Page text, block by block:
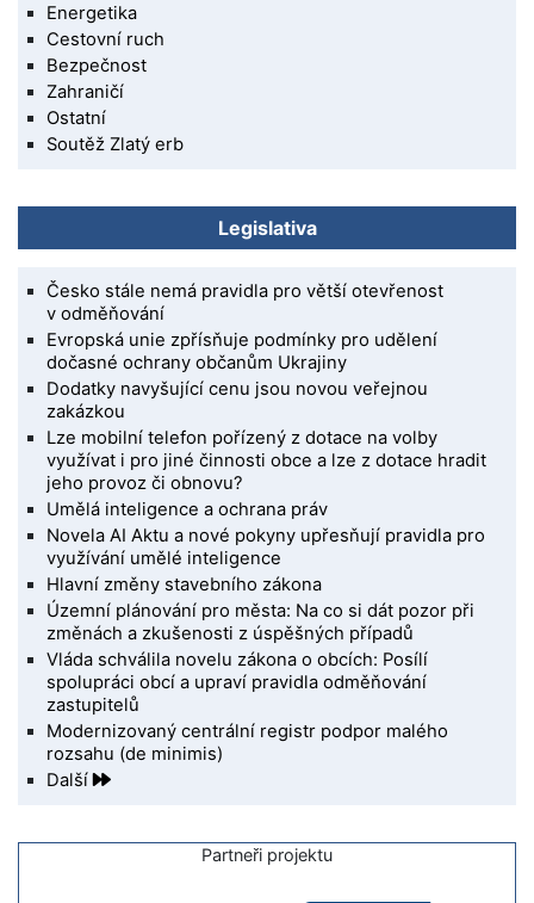
Energetika
Cestovní ruch
Bezpečnost
Zahraničí
Ostatní
Soutěž Zlatý erb
Legislativa
Česko stále nemá pravidla pro větší otevřenost
v odměňování
Evropská unie zpřísňuje podmínky pro udělení
dočasné ochrany občanům Ukrajiny
Dodatky navyšující cenu jsou novou veřejnou
zakázkou
Lze mobilní telefon pořízený z dotace na volby
využívat i pro jiné činnosti obce a lze z dotace hradit
jeho provoz či obnovu?
Umělá inteligence a ochrana práv
Novela AI Aktu a nové pokyny upřesňují pravidla pro
využívání umělé inteligence
Hlavní změny stavebního zákona
Územní plánování pro města: Na co si dát pozor při
změnách a zkušenosti z úspěšných případů
Vláda schválila novelu zákona o obcích: Posílí
spolupráci obcí a upraví pravidla odměňování
zastupitelů
Modernizovaný centrální registr podpor malého
rozsahu (de minimis)
Další
Partneři projektu